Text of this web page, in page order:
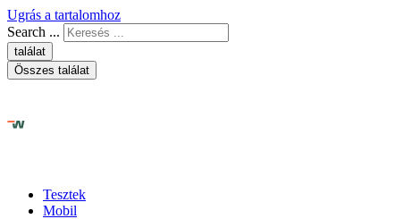
Ugrás a tartalomhoz
Search ...
találat
Összes találat
Tesztek
Mobil